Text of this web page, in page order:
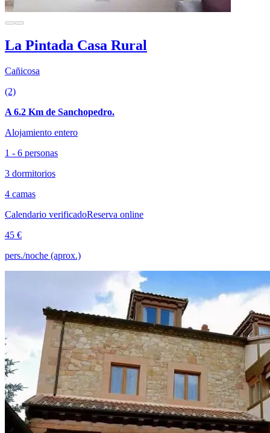
La Pintada Casa Rural
Cañicosa
(2)
A 6.2 Km de Sanchopedro.
Alojamiento entero
1 - 6 personas
3 dormitorios
4 camas
Calendario verificadoReserva online
45 €
pers./noche (aprox.)